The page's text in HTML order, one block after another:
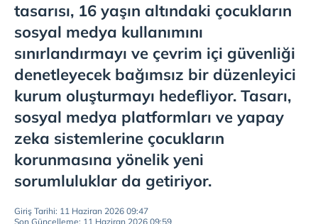
tasarısı, 16 yaşın altındaki çocukların
sosyal medya kullanımını
sınırlandırmayı ve çevrim içi güvenliği
denetleyecek bağımsız bir düzenleyici
kurum oluşturmayı hedefliyor. Tasarı,
sosyal medya platformları ve yapay
zeka sistemlerine çocukların
korunmasına yönelik yeni
sorumluluklar da getiriyor.
Giriş Tarihi: 11 Haziran 2026 09:47
Son Güncelleme: 11 Haziran 2026 09:59